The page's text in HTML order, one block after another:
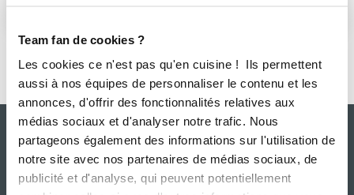
Team fan de cookies ?
Les cookies ce n'est pas qu'en cuisine ! Ils permettent
aussi à nos équipes de personnaliser le contenu et les
annonces, d'offrir des fonctionnalités relatives aux
médias sociaux et d'analyser notre trafic. Nous
partageons également des informations sur l'utilisation de
notre site avec nos partenaires de médias sociaux, de
publicité et d'analyse, qui peuvent potentiellement